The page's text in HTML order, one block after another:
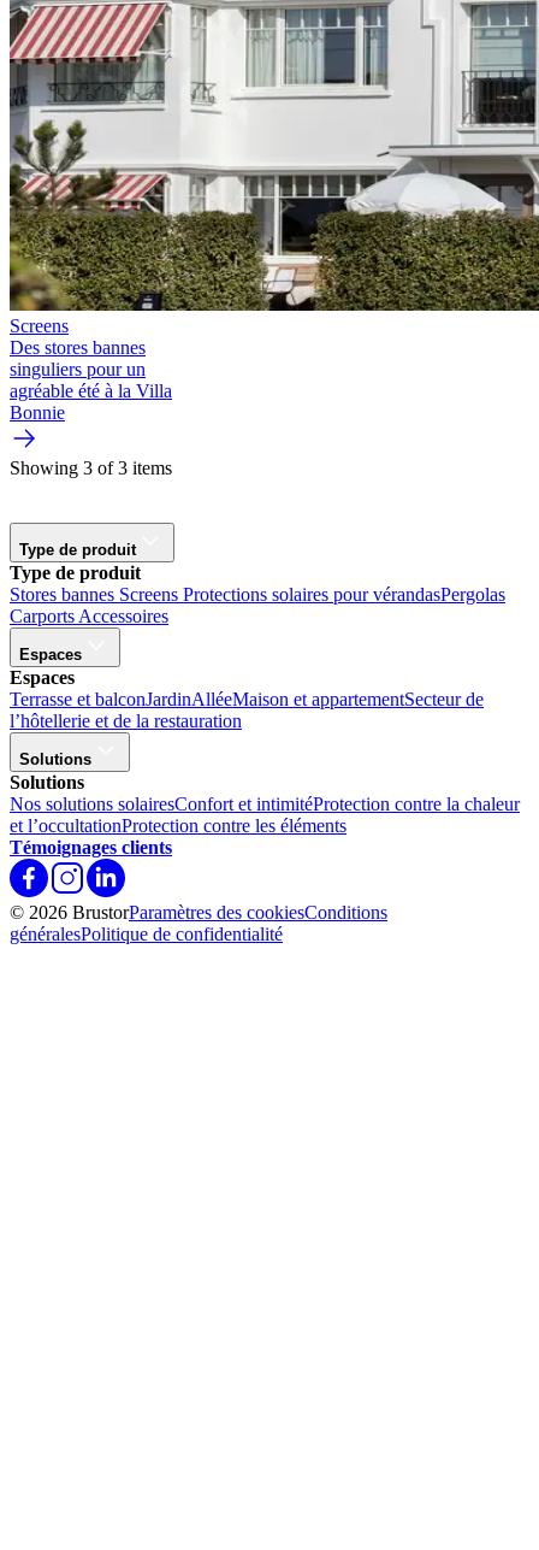
Screens
Des stores bannes
singuliers pour un
agréable été à la Villa
Bonnie
Showing 3 of 3 items
Type de produit
Type de produit
Stores bannes Screens Protections solaires pour vérandasPergolas
Carports Accessoires
Espaces
Espaces
Terrasse et balconJardinAlléeMaison et appartementSecteur de
l’hôtellerie et de la restauration
Solutions
Solutions
Nos solutions solairesConfort et intimitéProtection contre la chaleur
et l’occultationProtection contre les éléments
Témoignages clients
© 2026 BrustorParamètres des cookiesConditions
généralesPolitique de confidentialité